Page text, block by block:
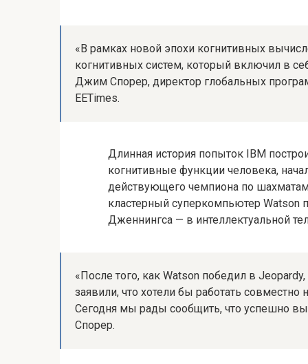
«В рамках новой эпохи когнитивных
когнитивных систем, который включил в
Джим Спорер, директор глобальных
EETimes.
Длинная история попыток IBM
когнитивные функции человека,
действующего чемпиона по
кластерный суперкомпьютер
Дженнингса — в интеллектуальной
«После того, как Watson победил в
заявили, что хотели бы работать
Сегодня мы рады сообщить, что успешно
Спорер.